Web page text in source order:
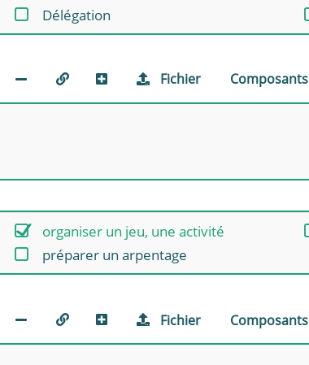
Délégation
Fichier Composants
organiser un jeu, une activité
préparer un arpentage
Fichier Composants